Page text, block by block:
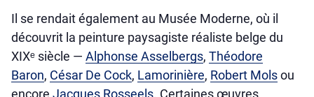
Il se rendait également au Musée Moderne, où il
découvrit la peinture paysagiste réaliste belge du
XIXᵉ siècle — Alphonse Asselbergs, Théodore
Baron, César De Cock, Lamorinière, Robert Molsou
encore Jacques Rosseels. Certaines œuvres